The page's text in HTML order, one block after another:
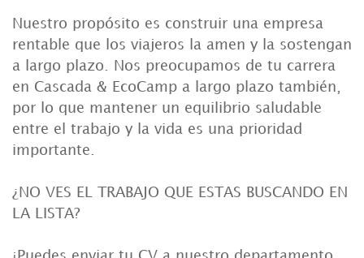
Nuestro propósito es construir una empresa
rentable que los viajeros la amen y la sostengan
a largo plazo. Nos preocupamos de tu carrera
en Cascada & EcoCamp a largo plazo también,
por lo que mantener un equilibrio saludable
entre el trabajo y la vida es una prioridad
importante.
¿NO VES EL TRABAJO QUE ESTAS BUSCANDO EN
LA LISTA?